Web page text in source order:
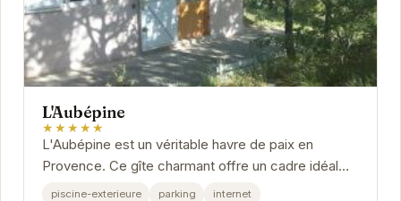
L'Aubépine
★★★★★
L'Aubépine est un véritable havre de paix en
Provence. Ce gîte charmant offre un cadre idéal
pour se détendre et profiter de la beauté de la...
piscine-exterieure parking
internet